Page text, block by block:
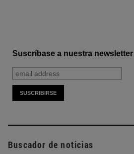
Suscríbase a nuestra newsletter
Buscador de noticias